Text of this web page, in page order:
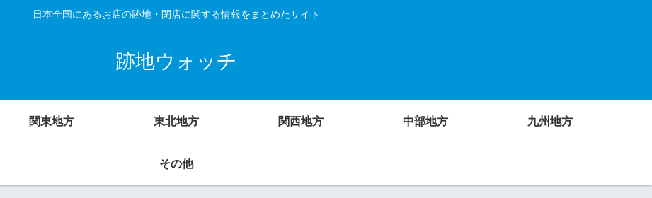
日本全国にあるお店の跡地・閉店に関する情報をまとめたサイト
跡地ウォッチ
関東地方 東北地方 関西地方 中部地方 九州地方
その他